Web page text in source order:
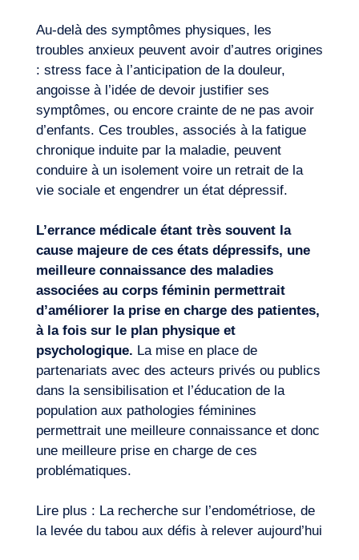
Au-delà des symptômes physiques, les
troubles anxieux peuvent avoir d’autres origines
: stress face à l’anticipation de la douleur,
angoisse à l’idée de devoir justifier ses
symptômes, ou encore crainte de ne pas avoir
d’enfants. Ces troubles, associés à la fatigue
chronique induite par la maladie, peuvent
conduire à un isolement voire un retrait de la
vie sociale et engendrer un état dépressif.
L’errance médicale étant très souvent la
cause majeure de ces états dépressifs, une
meilleure connaissance des maladies
associées au corps féminin permettrait
d’améliorer la prise en charge des patientes,
à la fois sur le plan physique et
psychologique. La mise en place de
partenariats avec des acteurs privés ou publics
dans la sensibilisation et l’éducation de la
population aux pathologies féminines
permettrait une meilleure connaissance et donc
une meilleure prise en charge de ces
problématiques.
Lire plus : La recherche sur l’endométriose, de
la levée du tabou aux défis à relever aujourd’hui